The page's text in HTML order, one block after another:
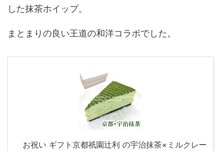
した抹茶ホイップ。
まとまりの良い王道の和洋コラボでした。
お祝い ギフト京都祇園辻利 の宇治抹茶×ミルクレー